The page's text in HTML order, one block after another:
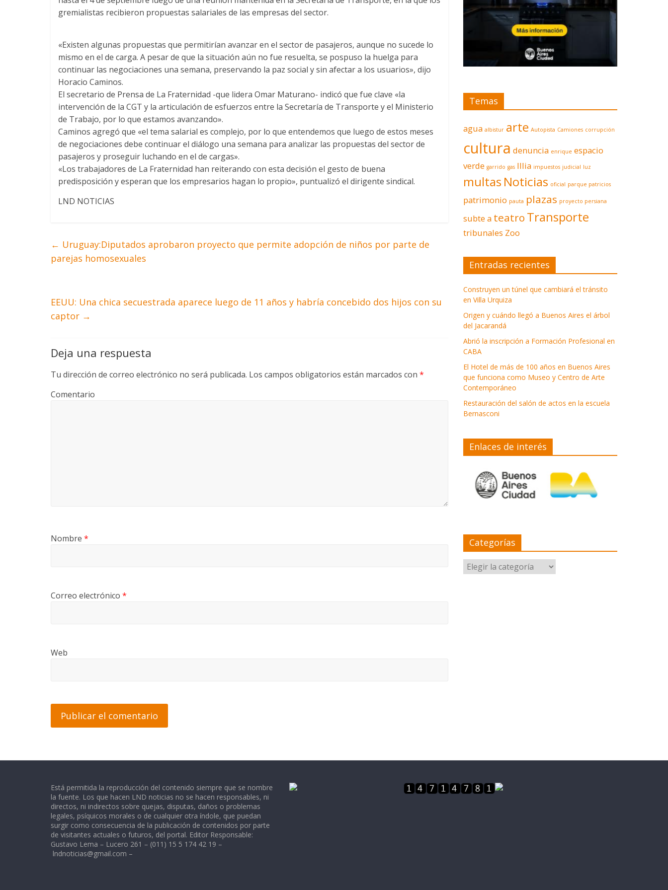
gremialistas recibieron propuestas salariales de las empresas del sector.
«Existen algunas propuestas que permitirían avanzar en el sector de pasajeros, aunque no sucede lo
mismo en el de carga. A pesar de que la situación aún no fue resuelta, se pospuso la huelga para
continuar las negociaciones una semana, preservando la paz social y sin afectar a los usuarios», dijo
Horacio Caminos.
El secretario de Prensa de La Fraternidad -que lidera Omar Maturano- indicó que fue clave «la
intervención de la CGT y la articulación de esfuerzos entre la Secretaría de Transporte y el Ministerio
de Trabajo, por lo que estamos avanzando».
Caminos agregó que «el tema salarial es complejo, por lo que entendemos que luego de estos meses
de negociaciones debe continuar el diálogo una semana para analizar las propuestas del sector de
pasajeros y proseguir luchando en el de cargas».
«Los trabajadores de La Fraternidad han reiterando con esta decisión el gesto de buena
predisposición y esperan que los empresarios hagan lo propio», puntualizó el dirigente sindical.
LND NOTICIAS
← Uruguay:Diputados aprobaron proyecto que permite adopción de niños por parte de
parejas homosexuales
EEUU: Una chica secuestrada aparece luego de 11 años y habría concebido dos hijos con su
captor →
Deja una respuesta
Tu dirección de correo electrónico no será publicada. Los campos obligatorios están marcados con *
Comentario
Nombre *
Correo electrónico *
Web
Temas
agua albistur arte Autopista Camiones corrupción
cultura denuncia enrique espacio
verde garrido gas Illia impuestos judicial luz
multas Noticias oficial parque patricios
patrimonio pauta plazas proyecto persiana
subte a teatro Transporte
tribunales Zoo
Entradas recientes
Construyen un túnel que cambiará el tránsito
en Villa Urquiza
Origen y cuándo llegó a Buenos Aires el árbol
del Jacarandá
Abrió la inscripción a Formación Profesional en
CABA
El Hotel de más de 100 años en Buenos Aires
que funciona como Museo y Centro de Arte
Contemporáneo
Restauración del salón de actos en la escuela
Bernasconi
Enlaces de interés
Categorías
Categorías
Está permitida la reproducción del contenido siempre que se nombre
la fuente. Los que hacen LND noticias no se hacen responsables, ni
directos, ni indirectos sobre quejas, disputas, daños o problemas
legales, psíquicos morales o de cualquier otra índole, que puedan
surgir como consecuencia de la publicación de contenidos por parte
de visitantes actuales o futuros, del portal. Editor Responsable:
Gustavo Lema – Lucero 261 – (011) 15 5 174 42 19 –
lndnoticias@gmail.com –